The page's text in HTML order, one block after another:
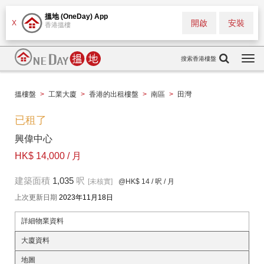
X
搵地 (OneDay) App
香港搵樓 安裝
開啟
搜索香港樓盤
搵樓盤 > 工業大廈 > 香港的出租樓盤 > 南區 > 田灣
已租了
興偉中心
HK$ 14,000 / 月
建築面積 1,035 呎 [未核實] @HK$ 14 / 呎 / 月
上次更新日期 2023年11月18日
詳細物業資料
大廈資料
地圖